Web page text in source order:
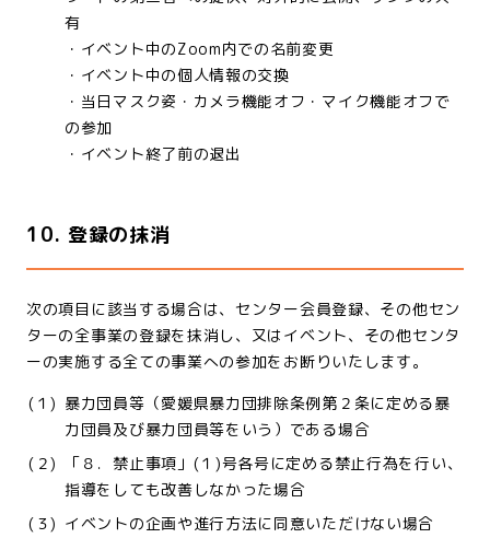
有
・イベント中のZoom内での名前変更
・イベント中の個人情報の交換
・当日マスク姿・カメラ機能オフ・マイク機能オフで
の参加
・イベント終了前の退出
10. 登録の抹消
次の項目に該当する場合は、センター会員登録、その他セン
ターの全事業の登録を抹消し、又はイベント、その他センタ
ーの実施する全ての事業への参加をお断りいたします。
(１) 暴力団員等（愛媛県暴力団排除条例第２条に定める暴
力団員及び暴力団員等をいう）である場合
(２)
「８．禁止事項」(１)号各号に定める禁止行為を行い、
指導をしても改善しなかった場合
(３) イベントの企画や進行方法に同意いただけない場合